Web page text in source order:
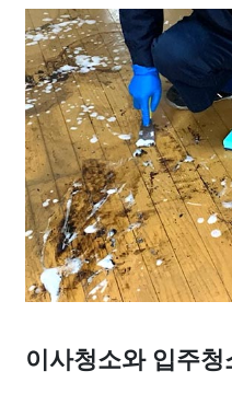
이사청소와 입주청